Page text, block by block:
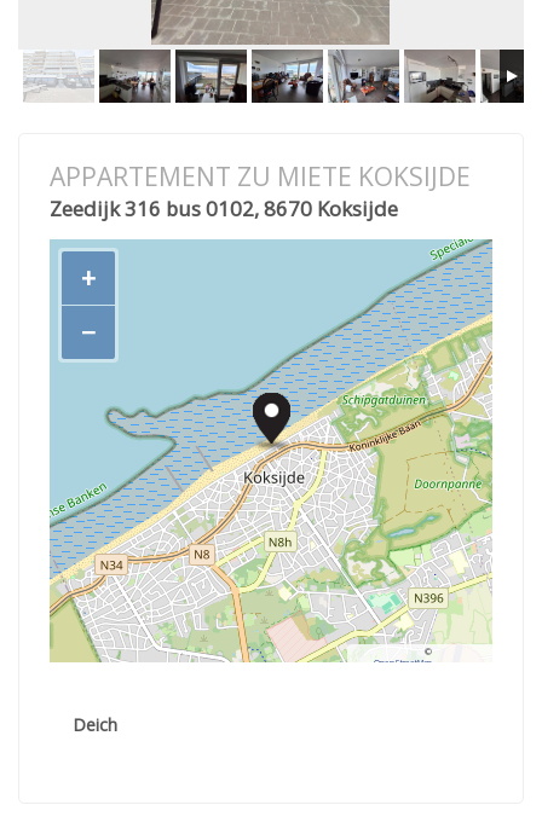
APPARTEMENT ZU MIETE KOKSIJDE
Zeedijk 316 bus 0102, 8670 Koksijde
+
−
©
OpenStreetMap
Deich